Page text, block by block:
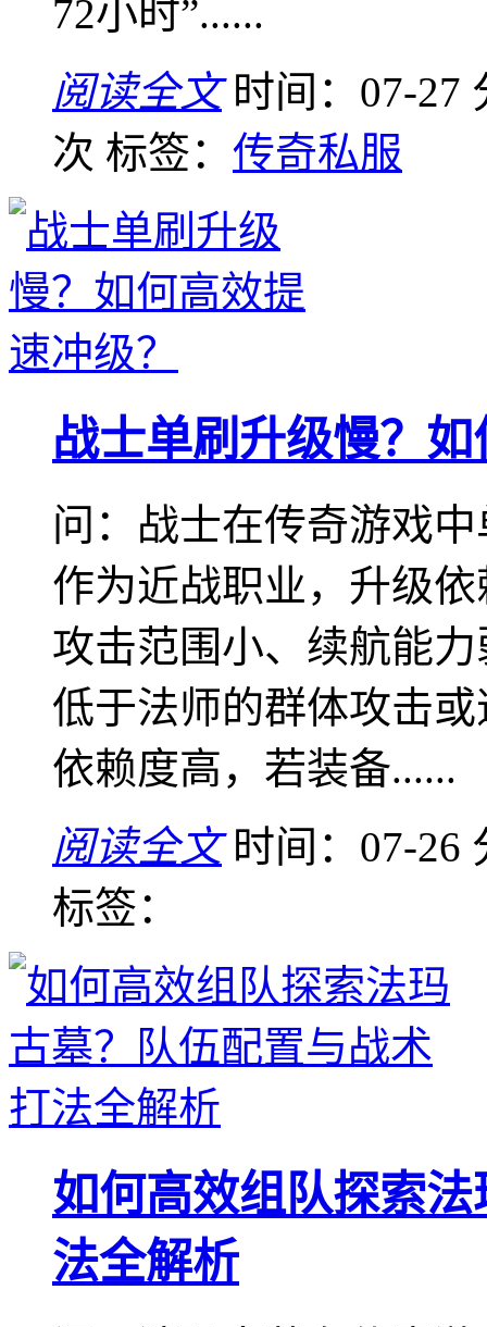
72小时”......
阅读全文 时间：07-27
次 标签： 传奇私服
战士单刷升级慢？
问：战士在传奇游戏
作为近战职业，升级
攻击范围小、续航能
低于法师的群体攻击
依赖度高，若装备......
阅读全文 时间：07-26
标签：
如何高效组队探索
法全解析